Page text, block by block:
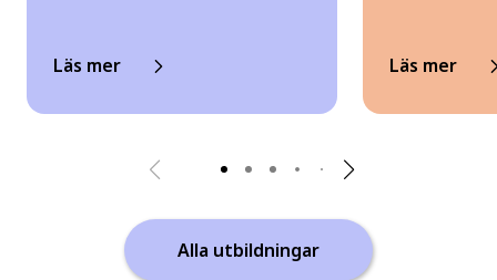
Läs mer Läs mer
Alla utbildningar